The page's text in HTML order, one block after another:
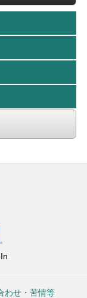
わせ・苦情等